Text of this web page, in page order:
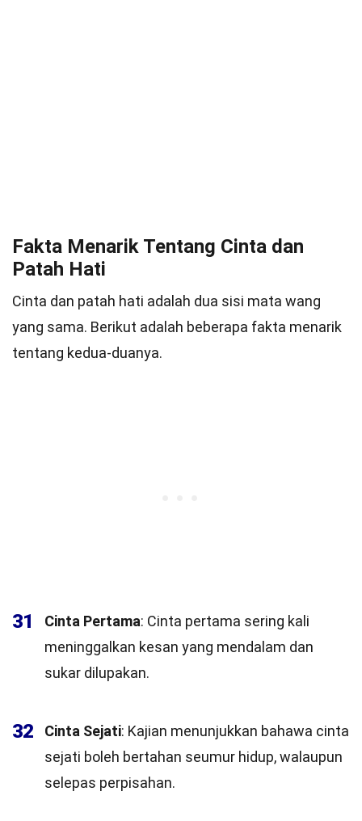
Fakta Menarik Tentang Cinta dan
Patah Hati
Cinta dan patah hati adalah dua sisi mata wang
yang sama. Berikut adalah beberapa fakta menarik
tentang kedua-duanya.
31 Cinta Pertama: Cinta pertama sering kali
meninggalkan kesan yang mendalam dan
sukar dilupakan.
32 Cinta Sejati: Kajian menunjukkan bahawa cinta
sejati boleh bertahan seumur hidup, walaupun
selepas perpisahan.